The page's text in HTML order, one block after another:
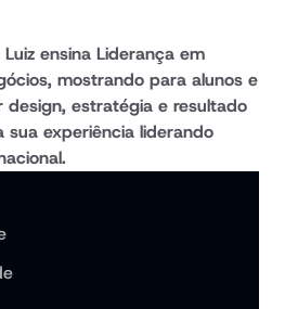
ensina Liderança em
mostrando para alunos e
design, estratégia e resultado
experiência liderando